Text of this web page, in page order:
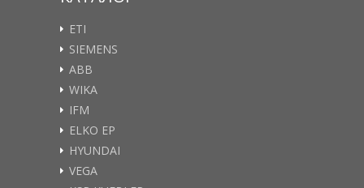
ETI
SIEMENS
ABB
WIKA
IFM
ELKO EP
HYUNDAI
VEGA